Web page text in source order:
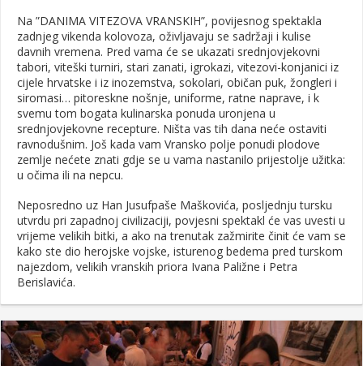
Na ”DANIMA VITEZOVA VRANSKIH”, povijesnog spektakla
zadnjeg vikenda kolovoza, oživljavaju se sadržaji i kulise
davnih vremena. Pred vama će se ukazati srednjovjekovni
tabori, viteški turniri, stari zanati, igrokazi, vitezovi-konjanici iz
cijele hrvatske i iz inozemstva, sokolari, običan puk, žongleri i
siromasi… pitoreskne nošnje, uniforme, ratne naprave, i k
svemu tom bogata kulinarska ponuda uronjena u
srednjovjekovne recepture. Ništa vas tih dana neće ostaviti
ravnodušnim. Još kada vam Vransko polje ponudi plodove
zemlje nećete znati gdje se u vama nastanilo prijestolje užitka:
u očima ili na nepcu.
Neposredno uz Han Jusufpaše Maškovića, posljednju tursku
utvrdu pri zapadnoj civilizaciji, povjesni spektakl će vas uvesti u
vrijeme velikih bitki, a ako na trenutak zažmirite činit će vam se
kako ste dio herojske vojske, isturenog bedema pred turskom
najezdom, velikih vranskih priora Ivana Paližne i Petra
Berislavića.